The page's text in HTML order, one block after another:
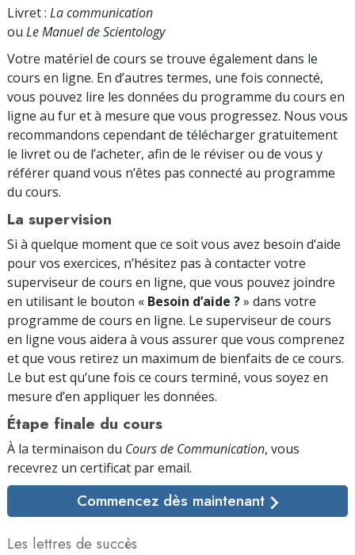
Livret : La communication
ou Le Manuel de Scientology
Votre matériel de cours se trouve également dans le
cours en ligne. En d’autres termes, une fois connecté,
vous pouvez lire les données du programme du cours en
ligne au fur et à mesure que vous progressez. Nous vous
recommandons cependant de télécharger gratuitement
le livret ou de l’acheter, afin de le réviser ou de vous y
référer quand vous n’êtes pas connecté au programme
du cours.
La supervision
Si à quelque moment que ce soit vous avez besoin d’aide
pour vos exercices, n’hésitez pas à contacter votre
superviseur de cours en ligne, que vous pouvez joindre
en utilisant le bouton « Besoin d’aide ?» dans votre
programme de cours en ligne. Le superviseur de cours
en ligne vous aidera à vous assurer que vous comprenez
et que vous retirez un maximum de bienfaits de ce cours.
Le but est qu’une fois ce cours terminé, vous soyez en
mesure d’en appliquer les données.
Étape finale du cours
À la terminaison du Cours de Communication, vous
recevrez un certificat paremail.
Commencez dès maintenant
Les lettres de succès